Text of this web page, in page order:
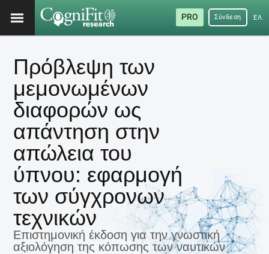
PRO Σύνδεση
Πρόβλεψη των
μεμονωμένων
διαφορών ως
απάντηση στην
απώλεια του
ύπνου: εφαρμογή
των σύγχρονων
τεχνικών
Επιστημονική έκδοση για την γνωστική
αξιολόγηση της κόπωσης των ναυτικών